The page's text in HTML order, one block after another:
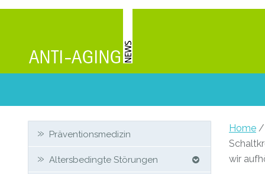
Home /
wir
Zweit-
Sidebar
Präventionsmedizin
Altersbedingte Störungen